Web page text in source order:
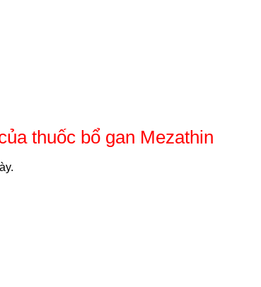
thuốc bổ gan Mezathin